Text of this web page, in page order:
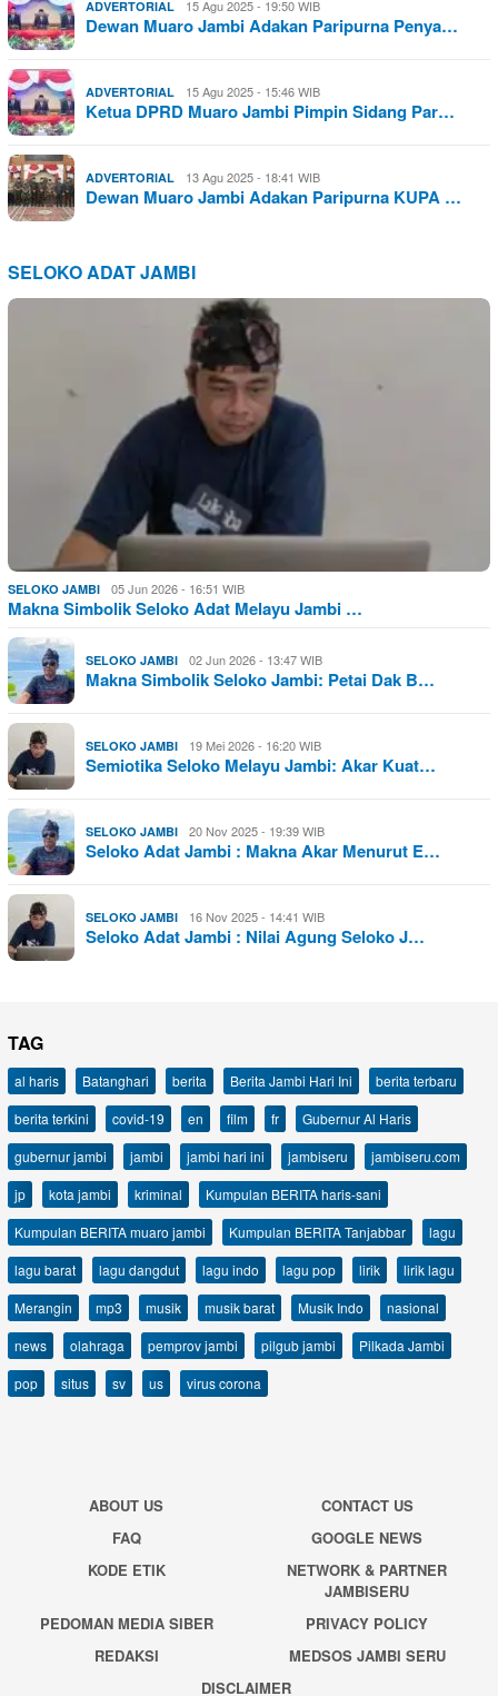
ADVERTORIAL 15 Agu 2025 - 19:50 WIB
Dewan Muaro Jambi Adakan Paripurna Penya…
ADVERTORIAL 15 Agu 2025 - 15:46 WIB
Ketua DPRD Muaro Jambi Pimpin Sidang Par…
ADVERTORIAL 13 Agu 2025 - 18:41 WIB
Dewan Muaro Jambi Adakan Paripurna KUPA …
SELOKO ADAT JAMBI
SELOKO JAMBI 05 Jun 2026 - 16:51 WIB
Makna Simbolik Seloko Adat Melayu Jambi …
SELOKO JAMBI 02 Jun 2026 - 13:47 WIB
Makna Simbolik Seloko Jambi: Petai Dak B…
SELOKO JAMBI 19 Mei 2026 - 16:20 WIB
Semiotika Seloko Melayu Jambi: Akar Kuat…
SELOKO JAMBI 20 Nov 2025 - 19:39 WIB
Seloko Adat Jambi : Makna Akar Menurut E…
SELOKO JAMBI 16 Nov 2025 - 14:41 WIB
Seloko Adat Jambi : Nilai Agung Seloko J…
TAG
al haris Batanghari berita Berita Jambi Hari Ini
berita terbaru
berita terkini
covid-19 en film fr
Gubernur Al Haris
gubernur jambi
jambi jambi hari ini jambiseru
jambiseru.com
jp
kota jambi kriminal
Kumpulan BERITA haris-sani
Kumpulan BERITA muaro jambi
Kumpulan BERITA Tanjabbar
lagu
lagu barat
lagu dangdut lagu indo lagu pop lirik
lirik lagu
Merangin
mp3 musik musik barat Musik Indo
nasional
news
olahraga pemprov jambi pilgub jambi
Pilkada Jambi
pop
situs sv us virus corona
ABOUT US
CONTACT US
FAQ
GOOGLE NEWS
KODE ETIK
NETWORK & PARTNER
JAMBISERU
PEDOMAN MEDIA SIBER
PRIVACY POLICY
REDAKSI
MEDSOS JAMBI SERU
DISCLAIMER